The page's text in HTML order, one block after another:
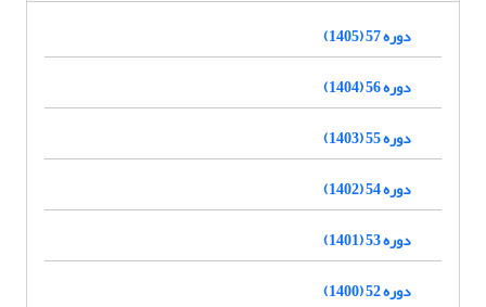
دوره 57 (1405)
دوره 56 (1404)
دوره 55 (1403)
دوره 54 (1402)
دوره 53 (1401)
دوره 52 (1400)